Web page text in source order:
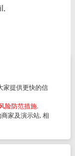
家提供更快的信
险防范措施.
家及演示站, 相